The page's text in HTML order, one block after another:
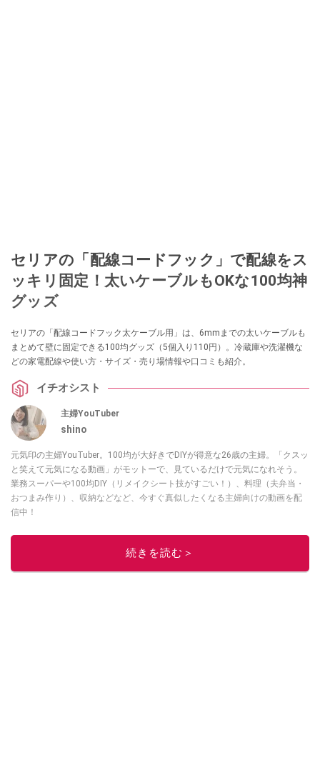
セリアの「配線コードフック」で配線をス
ッキリ固定！太いケーブルもOKな100均神
グッズ
セリアの「配線コードフック太ケーブル用」は、6mmまでの太いケーブルも
まとめて壁に固定できる100均グッズ（5個入り110円）。冷蔵庫や洗濯機な
どの家電配線や使い方・サイズ・売り場情報や口コミも紹介。
イチオシスト
主婦YouTuber
shino
元気印の主婦YouTuber。100均が大好きでDIYが得意な26歳の主婦。「クスッ
と笑えて元気になる動画」がモットーで、見ているだけで元気になれそう。
業務スーパーや100均DIY（リメイクシート技がすごい！）、料理（夫弁当・
おつまみ作り）、収納などなど、今すぐ真似したくなる主婦向けの動画を配
信中！
このイチオシストの他の記事を読む
続きを読む＞